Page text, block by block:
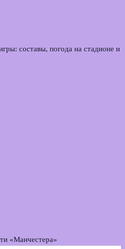
составы, погода на стадионе и
«Манчестера»